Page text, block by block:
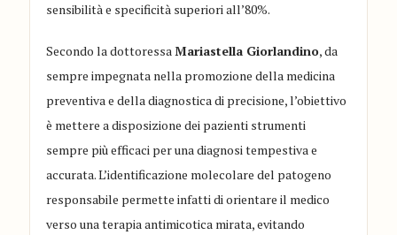
sensibilità e specificità superiori all’80%.
Secondo la dottoressaMariastella Giorlandino, da
sempre impegnata nella promozione della medicina
preventiva e della diagnostica di precisione, l’obiettivo
è mettere a disposizione dei pazienti strumenti
sempre più efficaci per una diagnosi tempestiva e
accurata. L’identificazione molecolare del patogeno
responsabile permette infatti di orientare il medico
verso una terapia antimicotica mirata, evitando